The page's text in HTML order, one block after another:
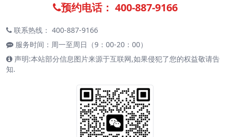
预约电话： 400-887-9166
联系热线： 400-887-9166
服务时间：周一至周日（9：00-20：00）
声明:本站部分信息图片来源于互联网,如果侵犯了您的权益敬请告
知.